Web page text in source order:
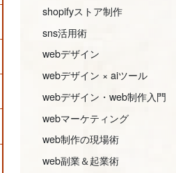
shopifyストア制作
sns活用術
webデザイン
webデザイン × aiツール
webデザイン・web制作入門
webマーケティング
web制作の現場術
web副業＆起業術